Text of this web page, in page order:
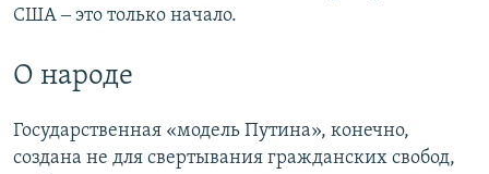
США ‒ это только начало.
О народе
Государственная «модель Путина», конечно,
создана не для свертывания гражданских свобод,